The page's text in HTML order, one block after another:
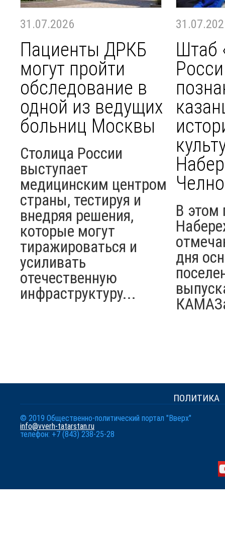
31.07.2026
Пациенты ДРКБ
могут пройти
обследование в
одной из ведущих
больниц Москвы
Столица России
выступает
медицинским центром
страны, тестируя и
внедряя решения,
которые могут
тиражироваться и
усиливать
отечественную
инфраструктуру...
Штаб
В этом
дня
ПОЛИТИКА
© 2019 Общественно-политический портал "Вверх"
info@vverh-tatarstan.ru
телефон: +7 (843) 238-25-28